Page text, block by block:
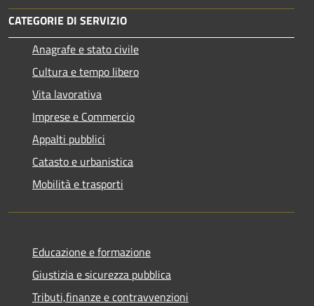
CATEGORIE DI SERVIZIO
Anagrafe e stato civile
Cultura e tempo libero
Vita lavorativa
Imprese e Commercio
Appalti pubblici
Catasto e urbanistica
Mobilità e trasporti
Educazione e formazione
Giustizia e sicurezza pubblica
Tributi,finanze e contravvenzioni